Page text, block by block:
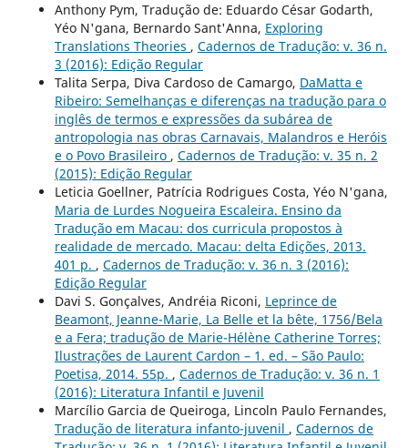
Anthony Pym, Tradução de: Eduardo César Godarth,
Yéo N'gana, Bernardo Sant'Anna, Exploring
Translations Theories , Cadernos de Tradução: v. 36 n.
3 (2016): Edição Regular
Talita Serpa, Diva Cardoso de Camargo, DaMatta e
Ribeiro: Semelhanças e diferenças na tradução para o
inglês de termos e expressões da subárea de
antropologia nas obras Carnavais, Malandros e Heróis
e o Povo Brasileiro , Cadernos de Tradução: v. 35 n. 2
(2015): Edição Regular
Leticia Goellner, Patrícia Rodrigues Costa, Yéo N'gana,
Maria de Lurdes Nogueira Escaleira. Ensino da
Tradução em Macau: dos curricula propostos à
realidade de mercado. Macau: delta Edições, 2013.
401 p. , Cadernos de Tradução: v. 36 n. 3 (2016):
Edição Regular
Davi S. Gonçalves, Andréia Riconi, Leprince de
Beamont, Jeanne-Marie, La Belle et la bête, 1756/Bela
e a Fera; tradução de Marie-Hélène Catherine Torres;
Ilustrações de Laurent Cardon – 1. ed. – São Paulo:
Poetisa, 2014. 55p. , Cadernos de Tradução: v. 36 n. 1
(2016): Literatura Infantil e Juvenil
Marcílio Garcia de Queiroga, Lincoln Paulo Fernandes,
Tradução de literatura infanto-juvenil , Cadernos de